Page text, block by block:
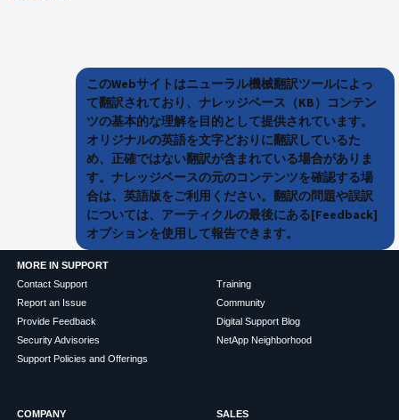
このWebサイトはニューラル機械翻訳ツールによっ
て翻訳されており、ナレッジベース（KB）コンテン
ツの基本的な理解を目的として提供されています。
オリジナルの英語を文字どおりに翻訳しているた
め、正確ではない翻訳が含まれている場合がありま
す。ナレッジベースの元のコンテンツを確認する場
合は、英語版をご利用ください。翻訳の問題や誤訳
については、アーティクルの最後にある[Feedback]
オプションを使用して報告できます。
MORE IN SUPPORT
Contact Support
Report an Issue
Provide Feedback
Security Advisories
Support Policies and Offerings
Training
Community
Digital Support Blog
NetApp Neighborhood
COMPANY
SALES